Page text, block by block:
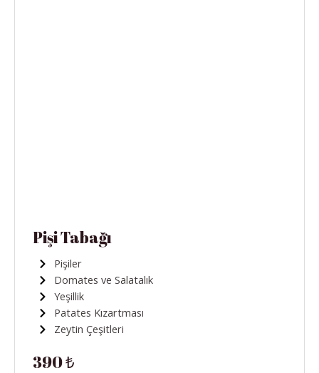
Pişi Tabağı
Pişiler
Domates ve Salatalık
Yeşillik
Patates Kızartması
Zeytin Çeşitleri
390 ₺